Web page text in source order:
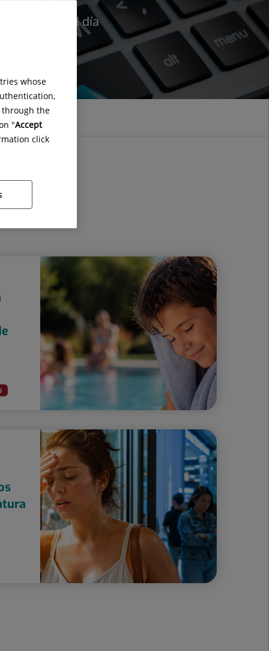
al día
whose
through the
"Accept
click